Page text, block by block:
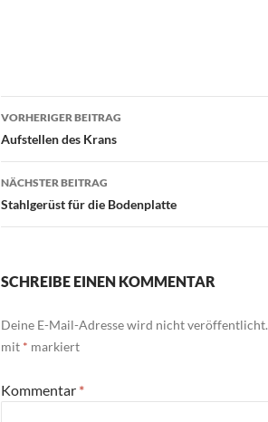
Beitragsnavigation
VORHERIGER BEITRAG
Aufstellen des Krans
NÄCHSTER BEITRAG
Stahlgerüst für die Bodenplatte
SCHREIBE EINEN KOMMENTAR
Deine E-Mail-Adresse wird nicht veröffentlicht.
mit * markiert
Kommentar *